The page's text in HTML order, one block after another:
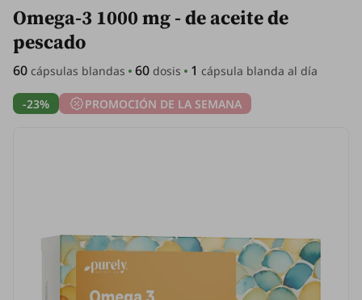
Omega-3 1000 mg - de aceite de
pescado
60 cápsulas blandas 60 dosis 1 cápsula blanda al día
-23% PROMOCIÓN DE LA SEMANA